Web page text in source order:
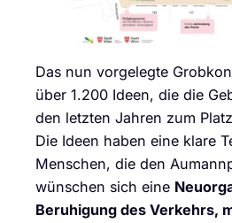
Das nun vorgelegte
über 1.200 Ideen, die die
den letzten Jahren zum
Die Ideen haben eine klare
Menschen, die den
wünschen sich eine
Beruhigung des Verkehrs,